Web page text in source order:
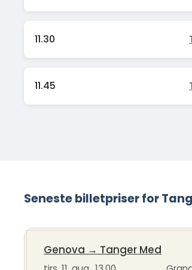
11.30
11.45
Seneste billetpriser for
Genova → Tanger Med